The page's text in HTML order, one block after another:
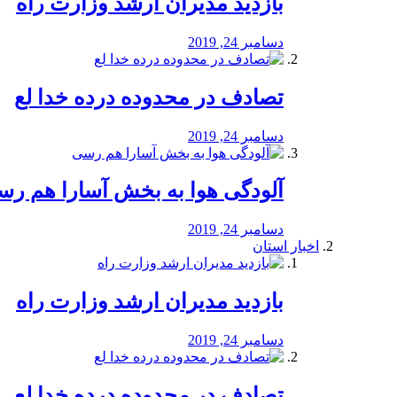
دسامبر 24, 2019
تصادف در محدوده درده خدا لع
دسامبر 24, 2019
آلودگی هوا به بخش آسارا هم
دسامبر 24, 2019
اخبار استان
بازدید مدیران ارشد وزارت راه
دسامبر 24, 2019